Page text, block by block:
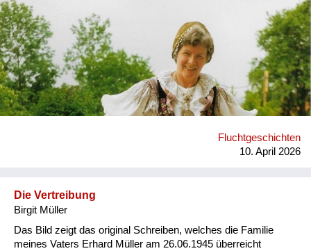
Heimkehrer
Fluchtgeschichten
Familiengeschichten
Schule und Ausbildung
Wiederaufbau und
Fluchtgeschichten
10. April 2026
Die Vertreibung
Birgit Müller
Das Bild zeigt das original Schreiben, welches die Familie
meines Vaters Erhard Müller am 26.06.1945 überreicht